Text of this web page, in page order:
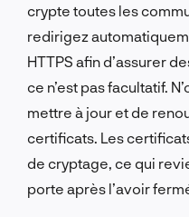
crypte toutes les
redirigez
HTTPS afin d’assurer
ce n’est pas facultatif.
mettre à jour et de
certificats. Les
de cryptage, ce qui
porte après l’avoir